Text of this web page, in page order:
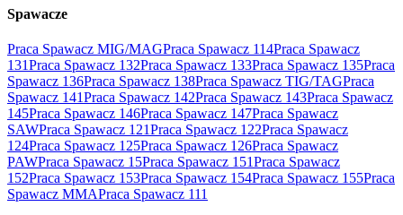
Spawacze
Praca Spawacz MIG/MAGPraca Spawacz 114Praca Spawacz
131Praca Spawacz 132Praca Spawacz 133Praca Spawacz 135Praca
Spawacz 136Praca Spawacz 138Praca Spawacz TIG/TAGPraca
Spawacz 141Praca Spawacz 142Praca Spawacz 143Praca Spawacz
145Praca Spawacz 146Praca Spawacz 147Praca Spawacz
SAWPraca Spawacz 121Praca Spawacz 122Praca Spawacz
124Praca Spawacz 125Praca Spawacz 126Praca Spawacz
PAWPraca Spawacz 15Praca Spawacz 151Praca Spawacz
152Praca Spawacz 153Praca Spawacz 154Praca Spawacz 155Praca
Spawacz MMAPraca Spawacz 111